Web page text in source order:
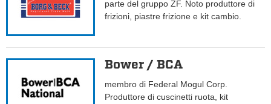
parte del gruppo ZF. Noto produttore di
frizioni, piastre frizione e kit cambio.
Bower / BCA
membro di Federal Mogul Corp.
Produttore di cuscinetti ruota, kit